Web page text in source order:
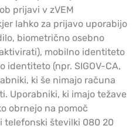
prijavi v zVEM
lahko za prijavo uporabijo
biometrično osebno
mobilno identiteto
identiteto (npr. SIGOV-CA,
ki še nimajo računa
Uporabniki, ki imajo težave
obrnejo na pomoč
telefonski številki 080 20